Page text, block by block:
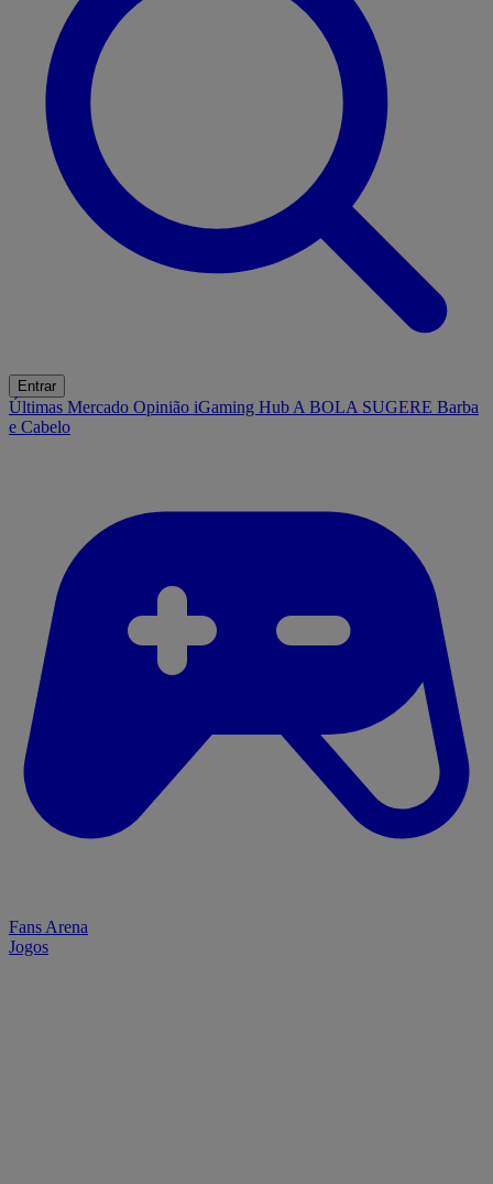
Entrar
Últimas Mercado Opinião iGaming Hub A BOLA SUGERE Barba
e Cabelo
Fans Arena
Jogos